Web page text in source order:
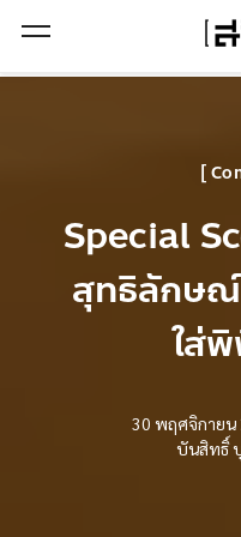
Special
สุทธิลักษ
ใส่
30 พฤศจิกายน
บันสิทธิ์